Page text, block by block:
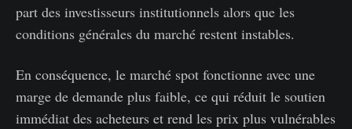
part des investisseurs institutionnels alors que les
conditions générales du marché restent instables.
En conséquence, le marché spot fonctionne avec une
marge de demande plus faible, ce qui réduit le soutien
immédiat des acheteurs et rend les prix plus vulnérables